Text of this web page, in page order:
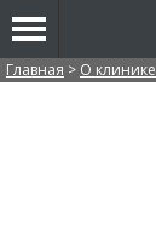
Вы здесь
Главная > О клинике